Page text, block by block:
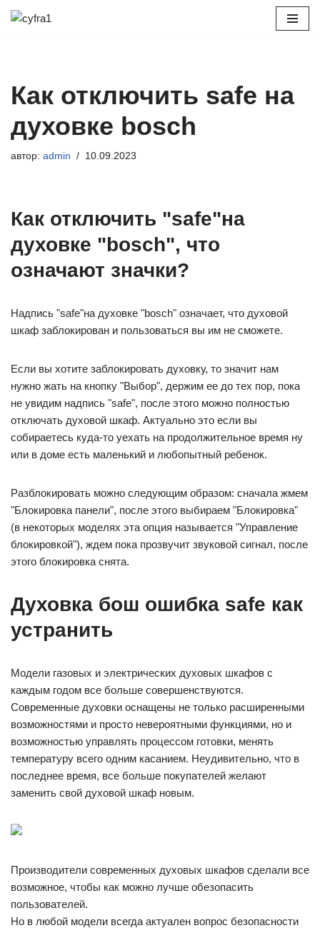
Как отключить safe на
духовке bosch
автор: admin 10.09.2023
Как отключить "safe"на
духовке "bosch", что
означают значки?
Надпись "safe"на духовке "bosch" означает, что духовой
шкаф заблокирован и пользоваться вы им не сможете.
Если вы хотите заблокировать духовку, то значит нам
нужно жать на кнопку "Выбор", держим ее до тех пор, пока
не увидим надпись "safe", после этого можно полностью
отключать духовой шкаф. Актуально это если вы
собираетесь куда-то уехать на продолжительное время ну
или в доме есть маленький и любопытный ребенок.
Разблокировать можно следующим образом: сначала жмем
"Блокировка панели", после этого выбираем "Блокировка"
(в некоторых моделях эта опция называется "Управление
блокировкой"), ждем пока прозвучит звуковой сигнал, после
этого блокировка снята.
Духовка бош ошибка safe как
устранить
Модели газовых и электрических духовых шкафов с
каждым годом все больше совершенствуются.
Современные духовки оснащены не только расширенными
возможностями и просто невероятными функциями, но и
возможностью управлять процессом готовки, менять
температуру всего одним касанием. Неудивительно, что в
последнее время, все больше покупателей желают
заменить свой духовой шкаф новым.
Производители современных духовых шкафов сделали все
возможное, чтобы как можно лучше обезопасить
пользователей.
Но в любой модели всегда актуален вопрос безопасности